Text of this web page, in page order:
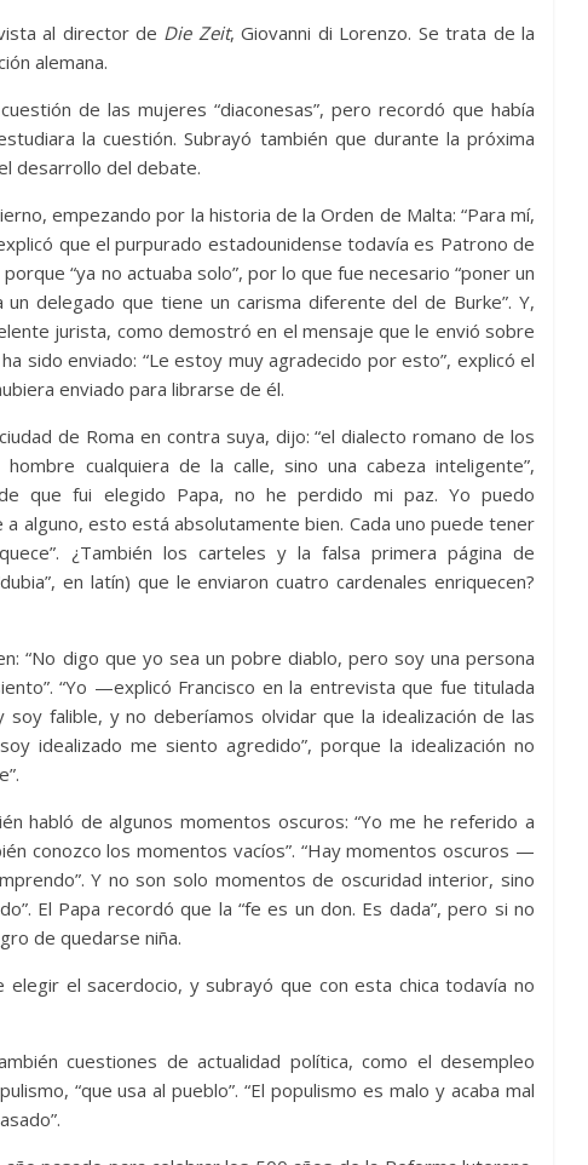
al director de Die Zeit, Giovanni di Lorenzo. Se trata de la
alemana.
de las mujeres “diaconesas”, pero recordó que había
la cuestión. Subrayó también que durante la próxima
desarrollo del debate.
empezando por la historia de la Orden de Malta: “Para mí,
que el purpurado estadounidense todavía es Patrono de
“ya no actuaba solo”, por lo que fue necesario “poner un
delegado que tiene un carisma diferente del de Burke”. Y,
jurista, como demostró en el mensaje que le envió sobre
sido enviado: “Le estoy muy agradecido por esto”, explicó el
enviado para librarse de él.
de Roma en contra suya, dijo: “el dialecto romano de los
cualquiera de la calle, sino una cabeza inteligente”,
que fui elegido Papa, no he perdido mi paz. Yo puedo
alguno, esto está absolutamente bien. Cada uno puede tener
¿También los carteles y la falsa primera página de
en latín) que le enviaron cuatro cardenales enriquecen?
“No digo que yo sea un pobre diablo, pero soy una persona
“Yo —explicó Francisco en la entrevista que fue titulada
falible, y no deberíamos olvidar que la idealización de las
idealizado me siento agredido”, porque la idealización no
habló de algunos momentos oscuros: “Yo me he referido a
conozco los momentos vacíos”. “Hay momentos oscuros —
Y no son solo momentos de oscuridad interior, sino
El Papa recordó que la “fe es un don. Es dada”, pero si no
de quedarse niña.
el sacerdocio, y subrayó que con esta chica todavía no
cuestiones de actualidad política, como el desempleo
“que usa al pueblo”. “El populismo es malo y acaba mal